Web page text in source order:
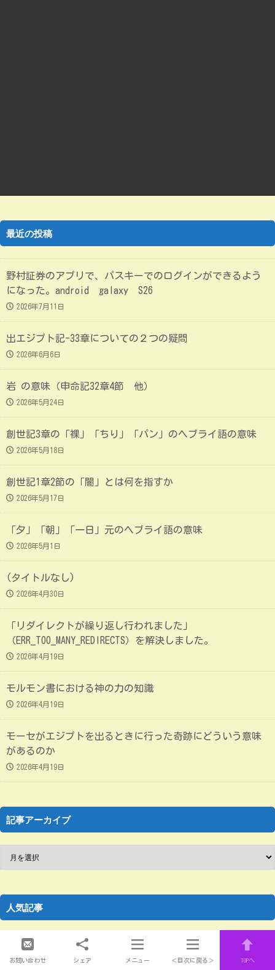
最近の投稿
野村証券のアプリで、パスキーでのログインができるよう
になった。android galaxy S26
2026年7月11日
出エジプト記-33章についての２つの疑問
2026年6月6日
岩 の意味（申命記32章4節 他）
2026年5月24日
創世記3章の「裸」「ちり」「パン」のヘブライ語の意味
2026年5月18日
創世記1章2節の「闇」とは何を指すか
2026年5月17日
「夕」「朝」「一日」元のヘブライ語の意味
2026年5月1日
(タイトルなし)
2026年4月30日
「リダイレクトが繰り返し行われました」
（ERR_TOO_MANY_REDIRECTS）を解決しました。
2026年4月19日
モルモン書における神の力の知識
2026年4月19日
モーセがエジプトを出るときに行った奇跡にどういう意味
があるのか
2026年4月19日
記事アーカイブ
人気記事
聖典からの教訓（全般）
2024年3月13日 2025年2月21日 274ビュー
お問い合わせ シェア メニュー ＜目次に戻る＞ TOPへ